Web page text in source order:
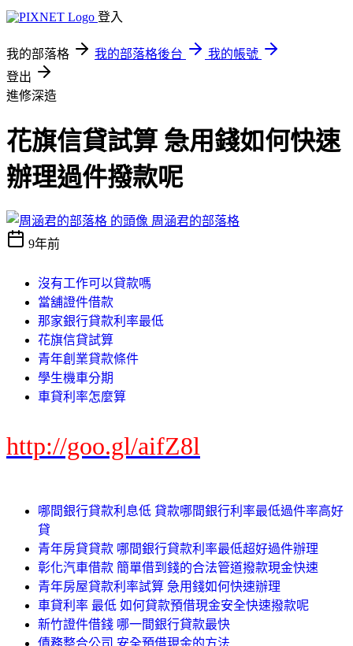
登入
我的部落格 我的部落格後台
我的帳號
登出
進修深造
花旗信貸試算 急用錢如何快速
辦理過件撥款呢
周涵君的部落格
9年前
沒有工作可以貸款嗎
當舖證件借款
那家銀行貸款利率最低
花旗信貸試算
青年創業貸款條件
學生機車分期
車貸利率怎麼算
http://goo.gl/aifZ8l
哪間銀行貸款利息低 貸款哪間銀行利率最低過件率高好
貸
青年房貸貸款 哪間銀行貸款利率最低超好過件辦理
彰化汽車借款 簡單借到錢的合法管道撥款現金快速
青年房屋貸款利率試算 急用錢如何快速辦理
車貸利率 最低 如何貸款預借現金安全快速撥款呢
新竹證件借錢 哪一間銀行貸款最快
債務整合公司 安全預借現金的方法